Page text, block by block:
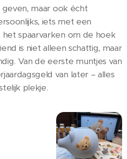
maar ook écht
iets met een
het spaarvarken om de hoek
is niet alleen schattig, maar
Van de eerste muntjes van
van later – alles
plekje.